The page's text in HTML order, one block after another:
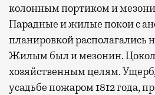
колонным портиком и
Парадные и жилые покои с
планировкой располагались
Жилым был и мезонин.
хозяйственным целям.
усадьбе пожаром 1812 года,